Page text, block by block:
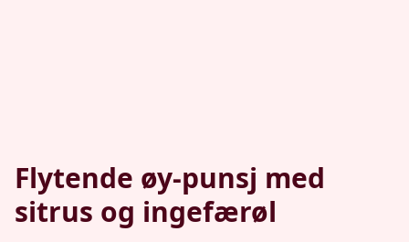
Flytende øy-punsj med
sitrus og ingefærøl